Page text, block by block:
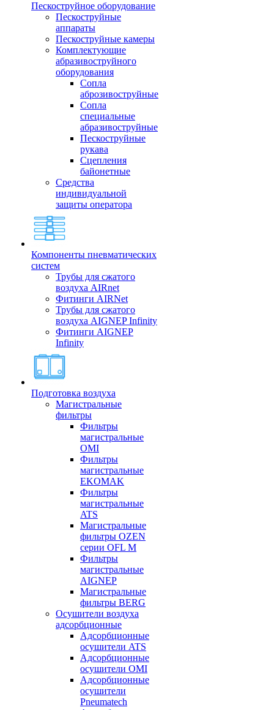
Пескоструйное оборудование
Пескоструйные
аппараты
Пескоструйные камеры
Комплектующие
абразивоструйного
оборудования
Сопла
аброзивоструйные
Сопла
специальные
абразивоструйные
Пескоструйные
рукава
Сцепления
байонетные
Средства
индивидуальной
защиты оператора
Компоненты пневматических
систем
Трубы для сжатого
воздуха AIRnet
Фитинги AIRNet
Трубы для сжатого
воздуха AIGNEP Infinity
Фитинги AIGNEP
Infinity
Подготовка воздуха
Магистральные
фильтры
Фильтры
магистральные
OMI
Фильтры
магистральные
EKOMAK
Фильтры
магистральные
ATS
Магистральные
фильтры OZEN
серии OFL M
Фильтры
магистральные
AIGNEP
Магистральные
фильтры BERG
Осушители воздуха
адсорбционные
Адсорбционные
осушители ATS
Адсорбционные
осушители OMI
Адсорбционные
осушители
Pneumatech